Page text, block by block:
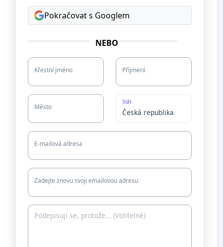
Pokračovat s Googlem
NEBO
Křestní jméno Příjmení
Město
Stát
E-mailová adresa
Zadejte znovu svoji emailovou adresu